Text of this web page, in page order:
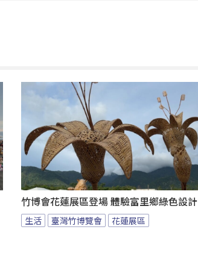
竹博會花蓮展區登場 體驗富里鄉綠色設計
生活 臺灣竹博覽會 花蓮展區